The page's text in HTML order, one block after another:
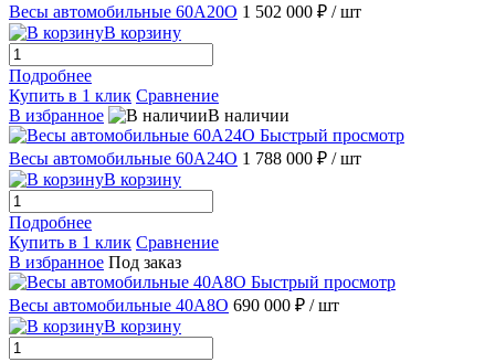
Весы автомобильные 60А20О 1 502 000 ₽ / шт
В корзину
Подробнее
Купить в 1 клик Сравнение
В избранное
В наличии
Быстрый просмотр
Весы автомобильные 60А24О 1 788 000 ₽ / шт
В корзину
Подробнее
Купить в 1 клик Сравнение
В избранное Под заказ
Быстрый просмотр
Весы автомобильные 40А8О 690 000 ₽ / шт
В корзину